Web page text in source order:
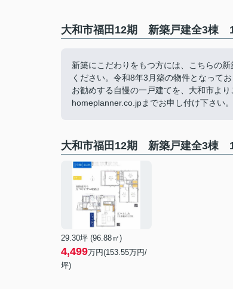
大和市福田12期 新築戸建全3棟
新築にこだわりをもつ方には、こちらの
ください。令和8年3月築の物件となって
お勧めする自慢の一戸建てを、大和市よ
homeplanner.co.jpまでお申し付け下さい。
大和市福田12期 新築戸建全3棟
29.30坪 (96.88㎡)
4,499万円(153.55万円/
坪)